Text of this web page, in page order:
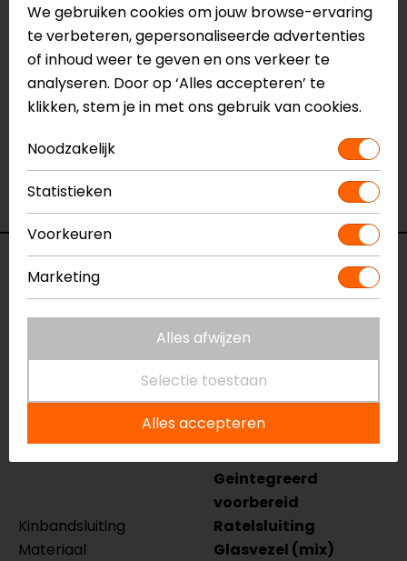
Meer informatie nodig?
Heb je meer informatie nodig over dit product?
Neem dan
contact
met ons op of kom langs in één
van onze winkels in Breda, Capelle aan den IJssel,
Eindhoven, Vianen of Apeldoorn. In de winkels kun je
het product bekijken & passen en staan onze
verkoopmedewerkers voor je klaar met advies.
Bekijk ook onze andere
Specificaties
Naam
RPHA 91 Blat
Systeemhelm
Model
1351867
HJC
Kleur
Zwart-Groen-Oranje
ECE 22.06
Geintegreerd
voorbereid
Kinbandsluiting
Ratelsluiting
Materiaal
Glasvezel (mix)
We gebruiken cookies om jouw browse-ervaring
te verbeteren, gepersonaliseerde advertenties
of inhoud weer te geven en ons verkeer te
analyseren. Door op ‘Alles accepteren’ te
klikken, stem je in met ons gebruik van cookies.
Noodzakelijk
Statistieken
Voorkeuren
Marketing
Alles afwijzen
Selectie toestaan
Alles accepteren